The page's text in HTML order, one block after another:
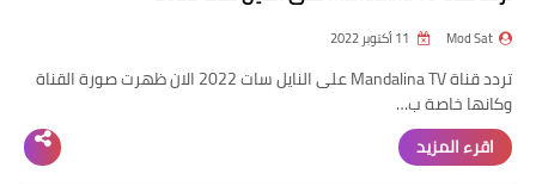
Mod Sat
تردد قناة Mandalina TV على النايل سات 2022 الان ظهرت صورة القناة
وكانها خاصة ب…
اقرء المزيد